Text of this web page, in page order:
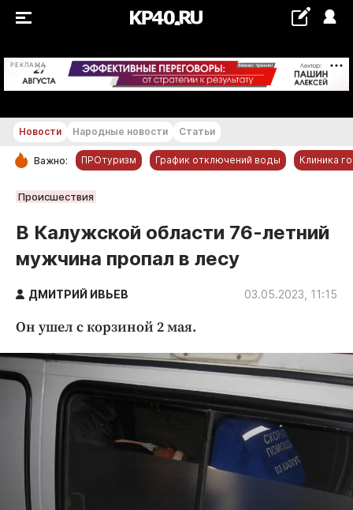
РЕКЛАМА +21...+22 °С
РУБРИКИ
Новости компаний
Статьи
Народные новости
Авто и транспорт
Благоустройство
Криминал
Культура
Недвижимость и ЖКХ
Образование
Общество
Новости Народные новости Статьи
Важно: ПРОтуризм График отключений воды Клиника
Происшествия
В Калужской области 76-летний
мужчина пропал в лесу
ДМИТРИЙ ИВЬЕВ 03.05.2023, 11:15
Он ушел с корзиной 2 мая.